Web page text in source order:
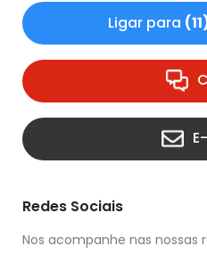
Ligar para
Redes Sociais
Nos acompanhe nas nossas